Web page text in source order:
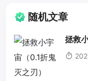
随机文章
拯救